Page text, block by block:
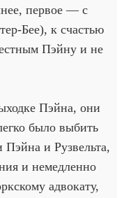
первое — с
Бее), к счастью
Пэйну и не
Пэйна, они
было выбить
и Рузвельта,
и немедленно
адвокату,